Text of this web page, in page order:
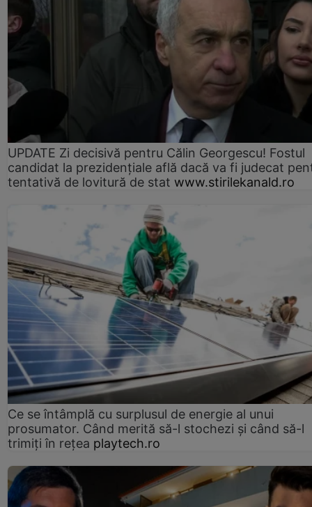
UPDATE Zi decisivă pentru Călin Georgescu! Fostul
candidat la prezidențiale află dacă va fi judecat
tentativă de lovitură de stat www.stirilekanald.ro
Ce se întâmplă cu surplusul de energie al unui
prosumator. Când merită să-l stochezi și când să-l
trimiți în rețea playtech.ro